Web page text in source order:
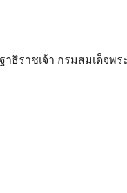
าธิราชเจ้า กรมสมเด็จ